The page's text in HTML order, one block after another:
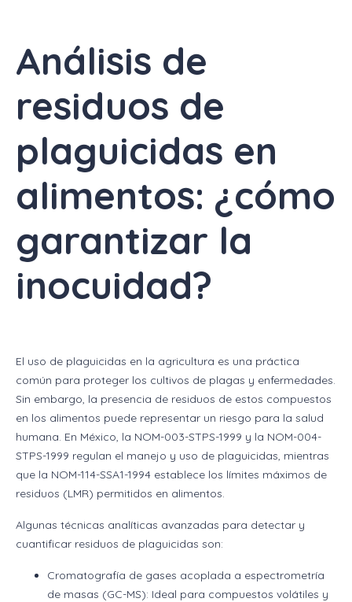
Análisis de
residuos de
plaguicidas en
alimentos: ¿cómo
garantizar la
inocuidad?
El uso de plaguicidas en la agricultura es una práctica
común para proteger los cultivos de plagas y enfermedades.
Sin embargo, la presencia de residuos de estos compuestos
en los alimentos puede representar un riesgo para la salud
humana. En México, la NOM-003-STPS-1999 y la NOM-004-
STPS-1999 regulan el manejo y uso de plaguicidas, mientras
que la NOM-114-SSA1-1994 establece los límites máximos de
residuos (LMR) permitidos en alimentos.
Algunas técnicas analíticas avanzadas para detectar y
cuantificar residuos de plaguicidas son:
Cromatografía de gases acoplada a espectrometría
de masas (GC-MS): Ideal para compuestos volátiles y